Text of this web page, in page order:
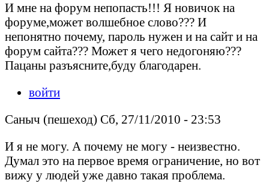
И мне на форум непопасть!!! Я новичок на
форуме,может волшебное слово??? И
непонятно почему, пароль нужен и на сайт и на
форум сайта??? Может я чего недогоняю???
Пацаны разъясните,буду благодарен.
войти
Саныч (пешеход) Сб, 27/11/2010 - 23:53
И я не могу. А почему не могу - неизвестно.
Думал это на первое время ограничение, но вот
вижу у людей уже давно такая проблема.